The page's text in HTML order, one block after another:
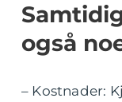
også
– Kostnader: